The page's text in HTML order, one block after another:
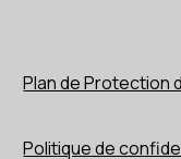
Plan de Protection
Politique de